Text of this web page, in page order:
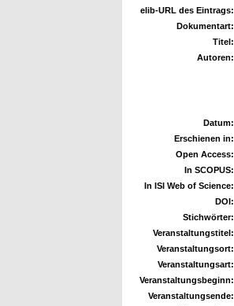
elib-URL des Eintrags:
Dokumentart:
Titel:
Autoren:
Datum:
Erschienen in:
Open Access:
In SCOPUS:
In ISI Web of Science:
DOI:
Stichwörter:
Veranstaltungstitel:
Veranstaltungsort:
Veranstaltungsart:
Veranstaltungsbeginn:
Veranstaltungsende: